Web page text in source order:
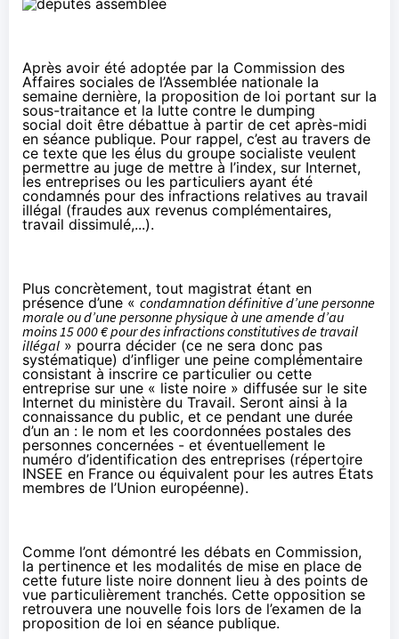
Après avoir été adoptée par la Commission des
Affaires sociales de l’Assemblée nationale la
semaine dernière, la proposition de loi portant sur la
sous-traitance et la lutte contre le dumping
social doit être débattue à partir de cet après-midi
en séance publique. Pour rappel, c’est au travers de
ce texte que les élus du groupe socialiste veulent
permettre au juge de mettre à l’index, sur Internet,
les entreprises ou les particuliers ayant été
condamnés pour des infractions relatives au travail
illégal (fraudes aux revenus complémentaires,
travail dissimulé,...).
Plus concrètement, tout magistrat étant en
présence d’une « condamnation définitive d’une personne
morale ou d’une personne physique à une amende d’au
moins 15 000 € pour des infractions constitutives de travail
illégal » pourra décider (ce ne sera donc pas
systématique) d’infliger une peine complémentaire
consistant à inscrire ce particulier ou cette
entreprise sur une « liste noire » diffusée sur le site
Internet du ministère du Travail. Seront ainsi à la
connaissance du public, et ce pendant une durée
d’un an : le nom et les coordonnées postales des
personnes concernées - et éventuellement le
numéro d’identification des entreprises (répertoire
INSEE en France ou équivalent pour les autres États
membres de l’Union européenne).
Comme l’ont démontré les débats en Commission,
la pertinence et les modalités de mise en place de
cette future liste noire donnent lieu à des points de
vue particulièrement tranchés. Cette opposition se
retrouvera une nouvelle fois lors de l’examen de la
proposition de loi en séance publique.